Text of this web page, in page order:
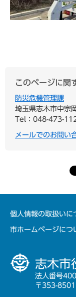
このページに関
防災危機管理課
埼玉県志木市中宗
Tel：048-473-
メールでのお問い
個人情報の取扱いに
市ホームページにつ
志木市
法人番号
〒353-